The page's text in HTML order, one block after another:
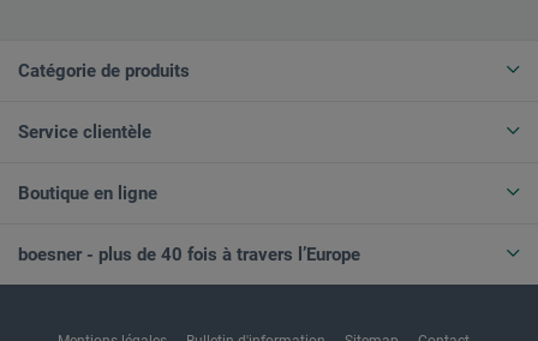
Catégorie de produits
Service clientèle
Boutique en ligne
boesner - plus de 40 fois à travers l’Europe